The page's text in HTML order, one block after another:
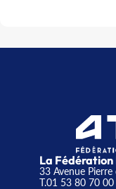
La
33 Avenue
T.01 53 80 70 00